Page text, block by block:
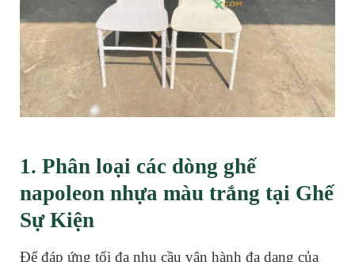
1. Phân loại các dòng ghế
napoleon nhựa màu trắng tại Ghế
Sự Kiện
Để đáp ứng tối đa nhu cầu vận hành đa dạng của